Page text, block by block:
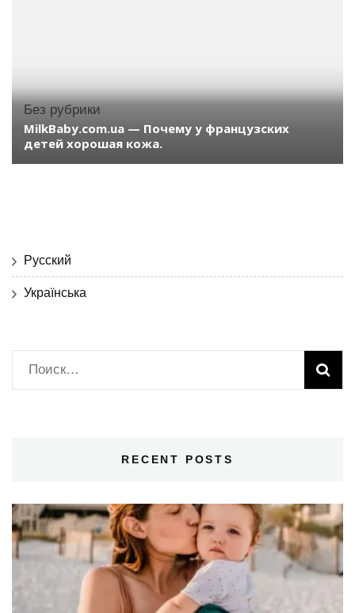
Без рубрики
MilkBaby.com.ua — Почему у французских
детей хорошая кожа.
Русский
Українська
Найти:
RECENT POSTS